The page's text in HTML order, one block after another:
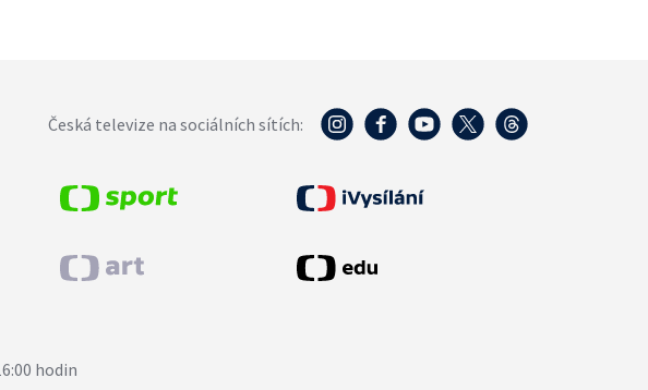
Česká televize na sociálních sítích: